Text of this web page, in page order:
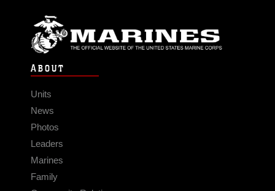
ABOUT
Units
News
Photos
Leaders
Marines
Family